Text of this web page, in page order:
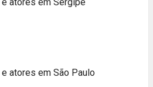
atores em São Paulo